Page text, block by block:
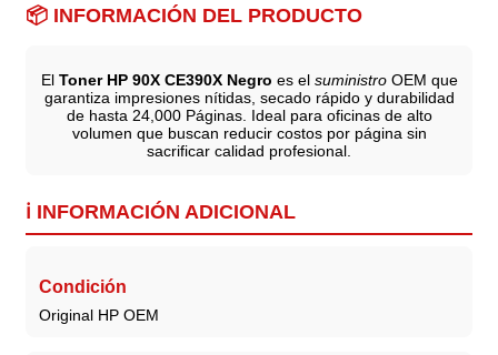
📦 INFORMACIÓN DEL PRODUCTO
El Toner HP 90X CE390X Negro es el suministroOEM que
garantiza impresiones nítidas, secado rápido y durabilidad
de hasta 24,000 Páginas. Ideal para oficinas de alto
volumen que buscan reducir costos por página sin
sacrificar calidad profesional.
ℹ️ INFORMACIÓN ADICIONAL
Condición
Original HP OEM